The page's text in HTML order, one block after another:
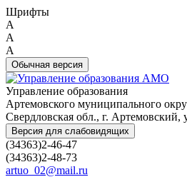
Шрифты
A
A
A
Обычная версия
Управление образования
Артемовского муниципального
Свердловская обл., г. Артемовский,
Версия для слабовидящих
(34363)2-46-47
(34363)2-48-73
artuo_02@mail.ru